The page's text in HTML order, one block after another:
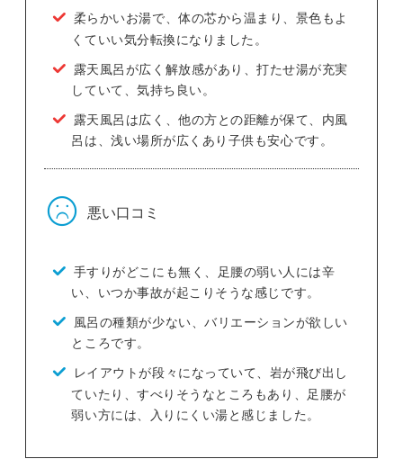
柔らかいお湯で、体の芯から温まり、景色もよ
くていい気分転換になりました。
露天風呂が広く解放感があり、打たせ湯が充実
していて、気持ち良い。
露天風呂は広く、他の方との距離が保て、内風
呂は、浅い場所が広くあり子供も安心です。
悪い口コミ
手すりがどこにも無く、足腰の弱い人には辛
い、いつか事故が起こりそうな感じです。
風呂の種類が少ない、バリエーションが欲しい
ところです。
レイアウトが段々になっていて、岩が飛び出し
ていたり、すべりそうなところもあり、足腰が
弱い方には、入りにくい湯と感じました。